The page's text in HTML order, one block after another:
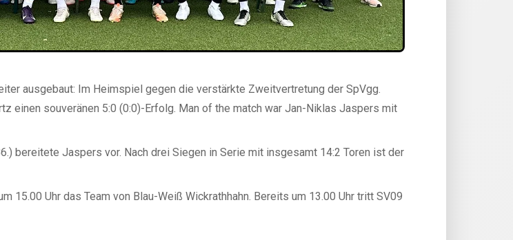
ausgebaut: Im Heimspiel gegen die verstärkte Zweitvertretung der SpVgg.
einen souveränen 5:0 (0:0)-Erfolg. Man of the match war Jan-Niklas Jaspers mit
bereitete Jaspers vor. Nach drei Siegen in Serie mit insgesamt 14:2 Toren ist der
15.00 Uhr das Team von Blau-Weiß Wickrathhahn. Bereits um 13.00 Uhr tritt SV09